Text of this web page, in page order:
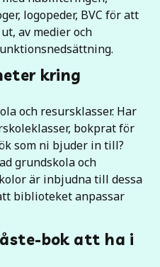
logopeder, BVC för att
av medier och
kring
och resursklasser. Har
bokprat för
som ni bjuder in till?
grundskola och
är inbjudna till dessa
biblioteket anpassar
bok att ha i